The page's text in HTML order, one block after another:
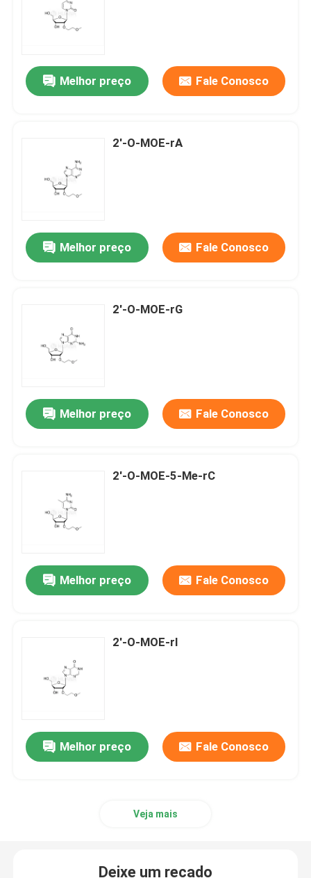
Melhor preço Fale Conosco
2'-O-MOE-rA
Melhor preço Fale Conosco
2'-O-MOE-rG
Melhor preço Fale Conosco
2'-O-MOE-5-Me-rC
Melhor preço Fale Conosco
2'-O-MOE-rI
Melhor preço Fale Conosco
Veja mais
Deixe um recado